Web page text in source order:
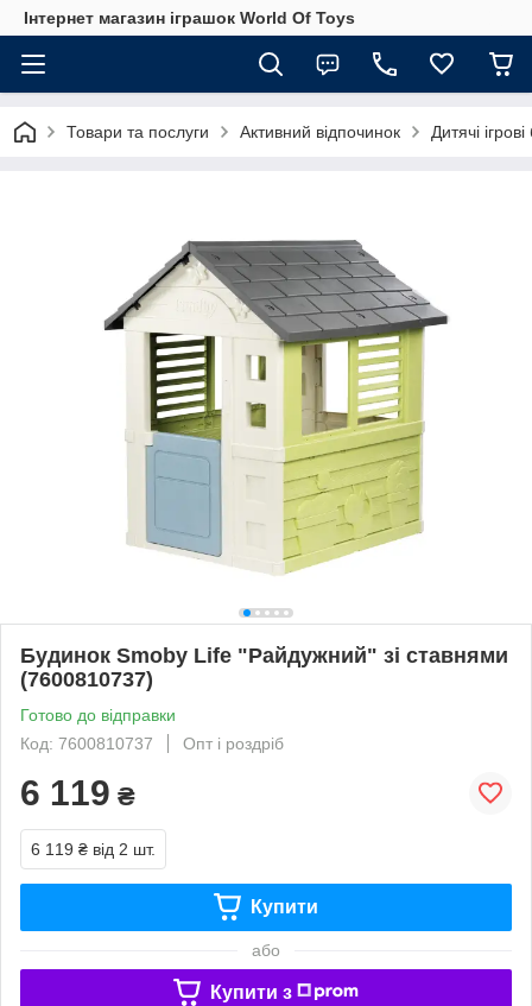
Інтернет магазин іграшок World Of Toys
Товари та послуги Активний відпочинок Дитячі
Будинок Smoby Life "Райдужний" зі ставнями
(7600810737)
Готово до відправки
Код: 7600810737
Опт і роздріб
6 119 ₴
6 119 ₴ від 2 шт.
Купити
або
Купити з